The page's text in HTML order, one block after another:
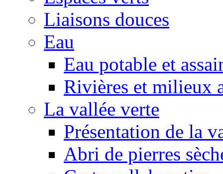
Liaisons douces
Eau
Eau potable et
Rivières et milieux
La vallée verte
Présentation de la
Abri de pierres